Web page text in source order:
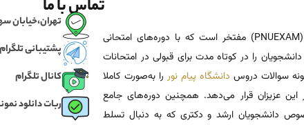
پی ان یو اگزم (PNUEXAM) مفتخر است که با دوره‌های امتحانی
را در کوتاه مدت برای قبولی در امتحانات
سوالات دروس دانشگاه پیام نور را به‌صورت کاملا
این عزیزان قرار می‌دهد. همچنین دوره‌های جامع
دانشجویان ارشد و دکتری که به دنبال تسلط
تماس با ما
تهران،خیابان
پشتیبانی تلگرام
کانال تلگرام
ربات دانلود